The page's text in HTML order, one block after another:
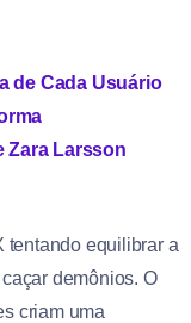
de Cada Usuário
Zara Larsson
tentando equilibrar a
demônios. O
criam uma